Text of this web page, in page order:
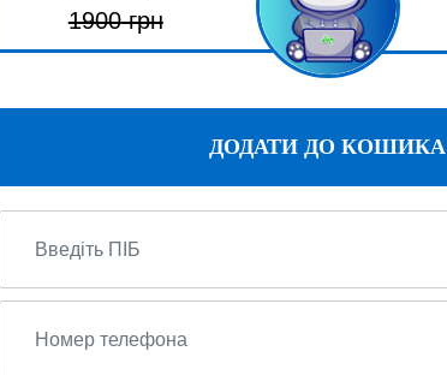
1900грн
ДОДАТИ ДО КОШИКА